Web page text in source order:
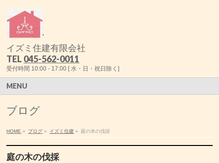
イズミ住建有限会社
TEL 045-562-0011
受付時間 10:00 - 17:00 [ 水・日・祝日除く]
MENU
ブログ
HOME » ブログ » イズミ住建 » 庭の木の伐採
庭の木の伐採